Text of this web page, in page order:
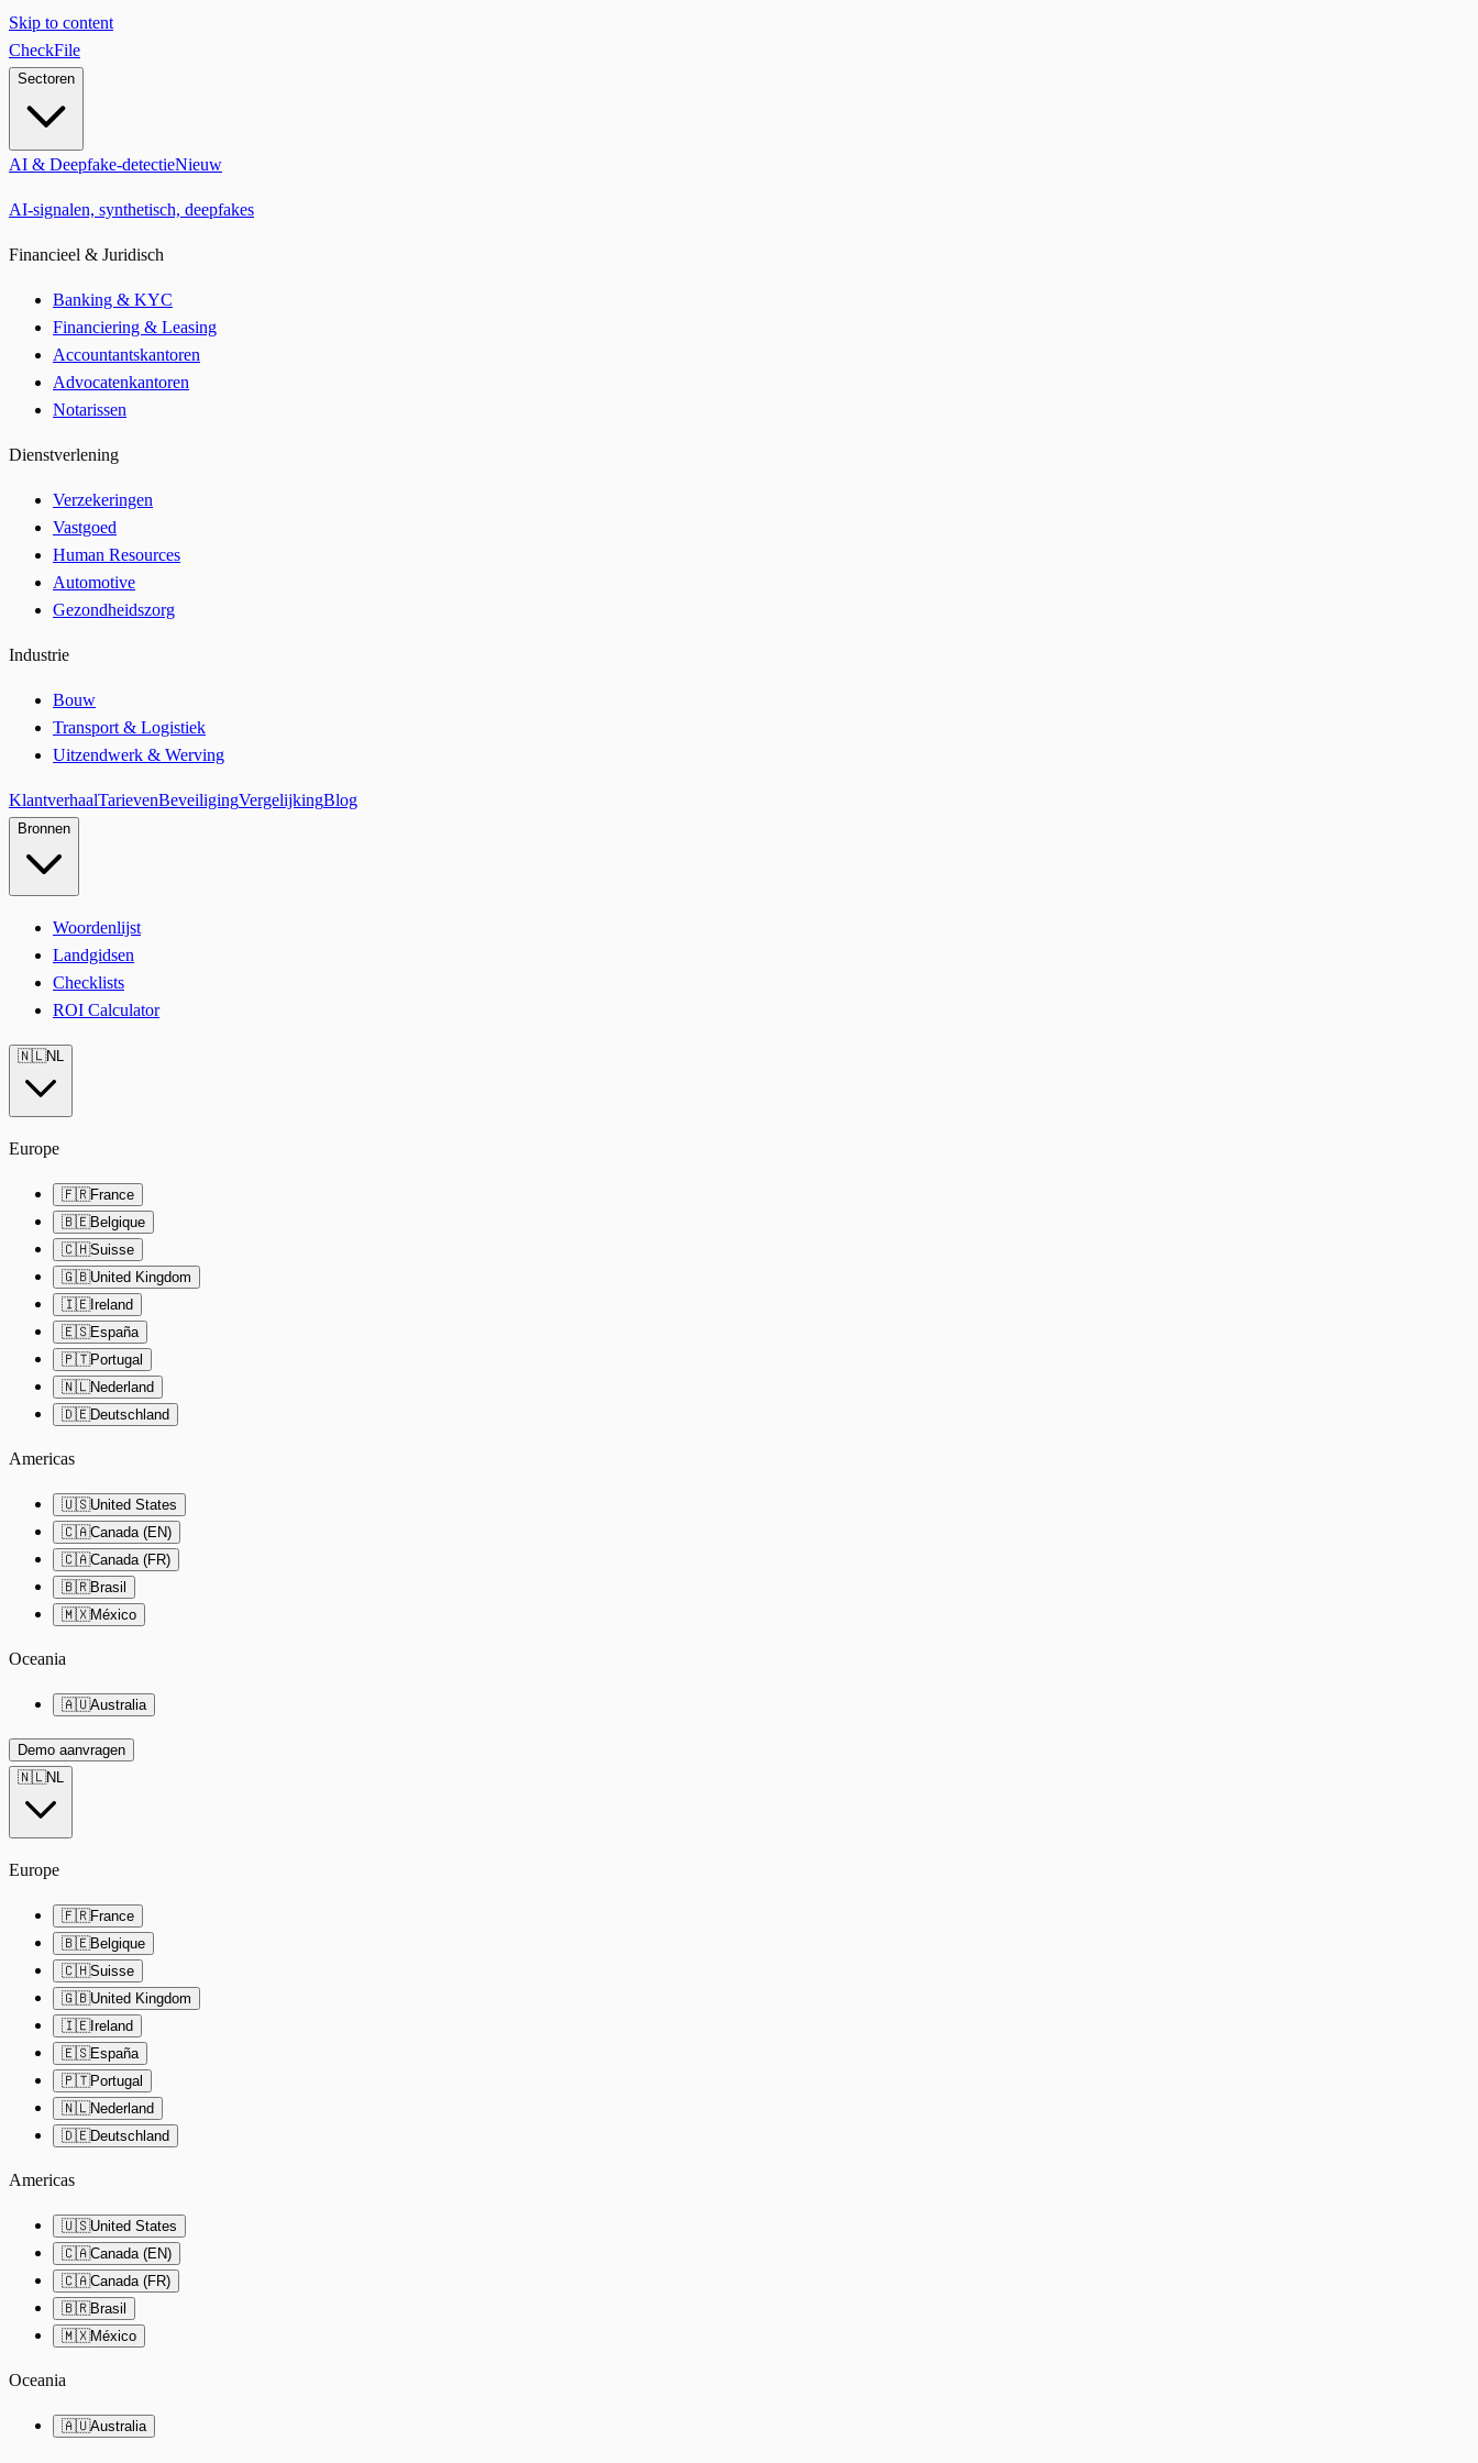
Skip to content
CheckFile
Sectoren
AI & Deepfake-detectieNieuw
AI-signalen, synthetisch, deepfakes
Financieel & Juridisch
Banking & KYC
Financiering & Leasing
Accountantskantoren
Advocatenkantoren
Notarissen
Dienstverlening
Verzekeringen
Vastgoed
Human Resources
Automotive
Gezondheidszorg
Industrie
Bouw
Transport & Logistiek
Uitzendwerk & Werving
KlantverhaalTarievenBeveiligingVergelijkingBlog
Bronnen
Woordenlijst
Landgidsen
Checklists
ROI Calculator
🇳🇱NL
Europe
🇫🇷France
🇧🇪Belgique
🇨🇭Suisse
🇬🇧United Kingdom
🇮🇪Ireland
🇪🇸España
🇵🇹Portugal
🇳🇱Nederland
🇩🇪Deutschland
Americas
🇺🇸United States
🇨🇦Canada (EN)
🇨🇦Canada (FR)
🇧🇷Brasil
🇲🇽México
Oceania
🇦🇺Australia
Demo aanvragen
🇳🇱NL
Europe
🇫🇷France
🇧🇪Belgique
🇨🇭Suisse
🇬🇧United Kingdom
🇮🇪Ireland
🇪🇸España
🇵🇹Portugal
🇳🇱Nederland
🇩🇪Deutschland
Americas
🇺🇸United States
🇨🇦Canada (EN)
🇨🇦Canada (FR)
🇧🇷Brasil
🇲🇽México
Oceania
🇦🇺Australia